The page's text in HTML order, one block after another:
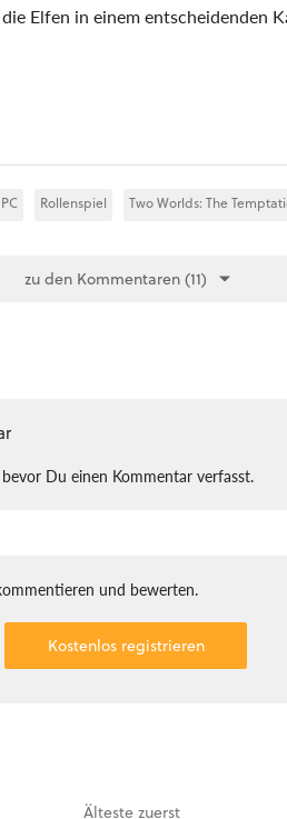
Elfen in einem entscheidenden
PC Rollenspiel Two Worlds: The
zu den Kommentaren (11)
bevor Du einen Kommentar verfasst.
und bewerten.
Kostenlos registrieren
Ältestezuerst